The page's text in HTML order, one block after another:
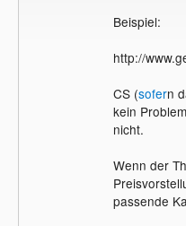
Beispiel:
http://
CS (sofern
kein
nicht.
Wenn der
passende